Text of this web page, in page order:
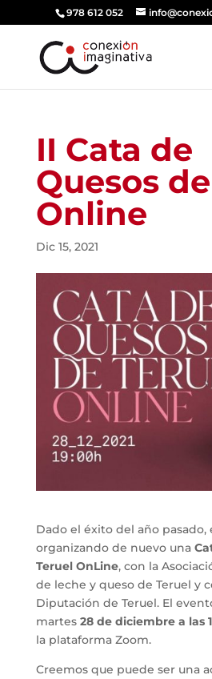
978 612 052
II Cata de
Quesos
Online
Dic 15, 2021
Dado el éxito del año pasado,
organizando de nuevo una
Teruel OnLine, con la
de leche y queso de Teruel y
Diputación de Teruel. El
martes 28 de diciembre a las
la plataforma Zoom.
Creemos que puede ser una